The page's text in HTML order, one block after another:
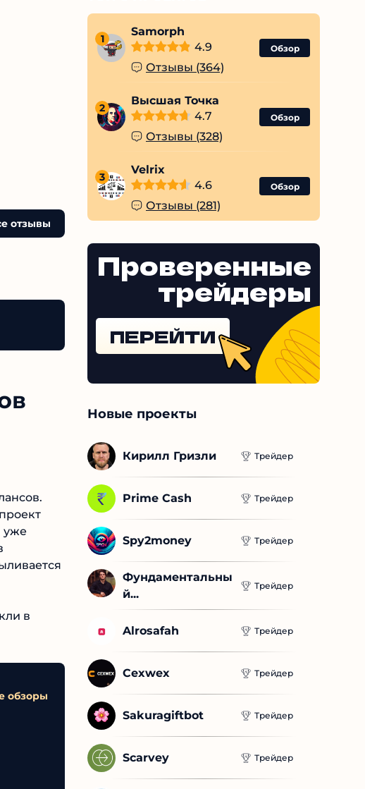
отзывы
уже
в
обзоры
Samorph
4.9
Отзывы (364)
Обзор
2
Высшая Точка
4.7
Отзывы (328)
Обзор
3
Velrix
4.6
Отзывы (281)
Обзор
Проверенные
трейдеры
ПЕРЕЙТИ
Новые проекты
Кирилл Гризли Трейдер
Prime Cash Трейдер
Spy2money Трейдер
Фундаментальны
й...
Трейдер
Alrosafah Трейдер
Cexwex Трейдер
Sakuragiftbot Трейдер
Scarvey Трейдер